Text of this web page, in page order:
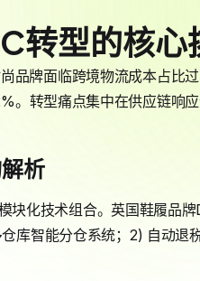
转型的核心
品牌面临跨境物流成本占比
。转型痛点集中在供应链响
析
块化技术组合。英国鞋履品
库智能分仓系统；2) 自动退